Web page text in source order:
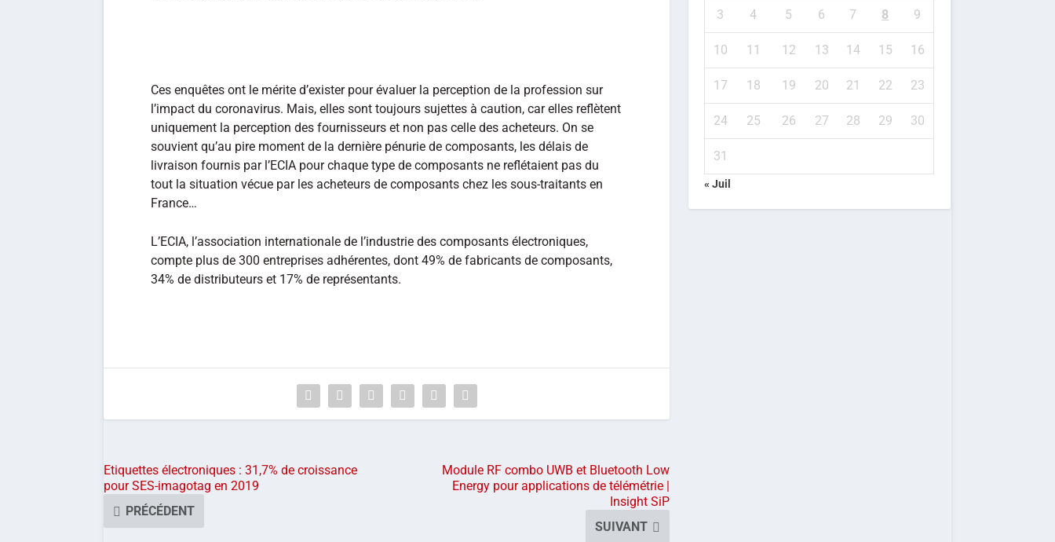
Ces enquêtes ont le mérite d’exister pour évaluer la perception de la profession sur
l’impact du coronavirus. Mais, elles sont toujours sujettes à caution, car elles reflètent
uniquement la perception des fournisseurs et non pas celle des acheteurs. On se
souvient qu’au pire moment de la dernière pénurie de composants, les délais de
livraison fournis par l’ECIA pour chaque type de composants ne reflétaient pas du
tout la situation vécue par les acheteurs de composants chez les sous-traitants en
France…
L’ECIA, l’association internationale de l’industrie des composants électroniques,
compte plus de 300 entreprises adhérentes, dont 49% de fabricants de composants,
34% de distributeurs et 17% de représentants.
Etiquettes électroniques : 31,7% de croissance
pour SES-imagotag en 2019
PRÉCÉDENT
Module RF combo UWB et Bluetooth Low
Energy pour applications de télémétrie |
Insight SiP
SUIVANT
3 4 5 6 7 8 9
10 11 12 13 14 15 16
17 18 19 20 21 22 23
24 25 26 27 28 29 30
31
« Juil